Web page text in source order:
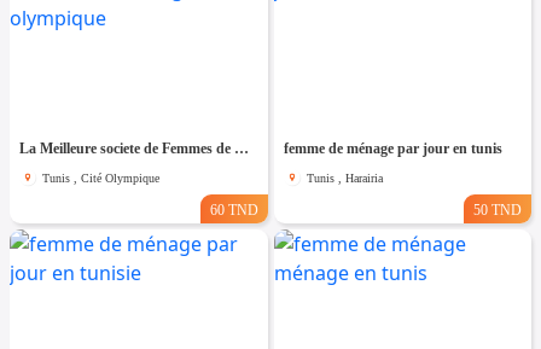
La Meilleure societe de Femmes de Ménage A cité olympique
Tunis , Cité Olympique
60 TND
femme de ménage par jour en tunis
Tunis , Harairia
50 TND